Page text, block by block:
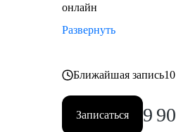
онлайн
Развернуть
Ближайшая запись
Записаться 9